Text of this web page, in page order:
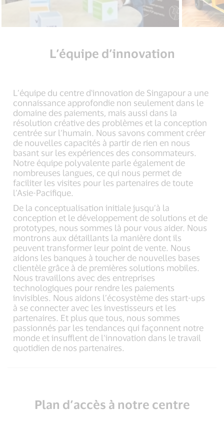
L’équipe d’innovation
L’équipe du centre d'innovation de Singapour a une
connaissance approfondie non seulement dans le
domaine des paiements, mais aussi dans la
résolution créative des problèmes et la conception
centrée sur l’humain. Nous savons comment créer
de nouvelles capacités à partir de rien en nous
basant sur les expériences des consommateurs.
Notre équipe polyvalente parle également de
nombreuses langues, ce qui nous permet de
faciliter les visites pour les partenaires de toute
l’Asie-Pacifique.
De la conceptualisation initiale jusqu’à la
conception et le développement de solutions et de
prototypes, nous sommes là pour vous aider. Nous
montrons aux détaillants la manière dont ils
peuvent transformer leur point de vente. Nous
aidons les banques à toucher de nouvelles bases
clientèle grâce à de premières solutions mobiles.
Nous travaillons avec des entreprises
technologiques pour rendre les paiements
invisibles. Nous aidons l’écosystème des start-ups
à se connecter avec les investisseurs et les
partenaires. Et plus que tous, nous sommes
passionnés par les tendances qui façonnent notre
monde et insufflent de l’innovation dans le travail
quotidien de nos partenaires.
Plan d’accès à notre centre